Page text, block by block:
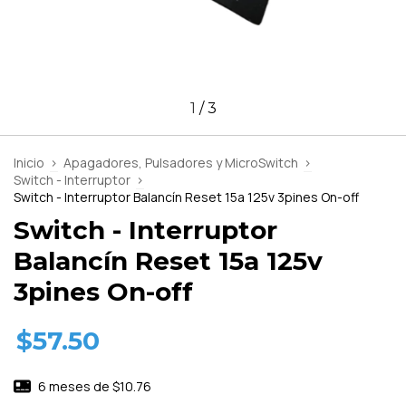
1 /3
Inicio > Apagadores, Pulsadores y MicroSwitch >
Switch - Interruptor >
Switch - Interruptor Balancín Reset 15a 125v 3pines On-off
Switch - Interruptor
Balancín Reset 15a 125v
3pines On-off
$57.50
6 meses de $10.76